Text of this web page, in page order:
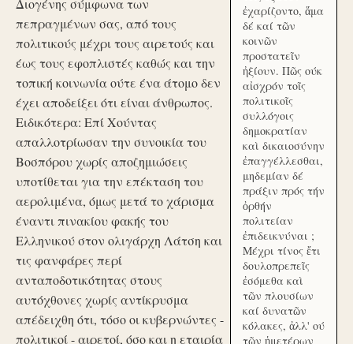
Διογένης σύμφωνα των
πεπραγμένων σας, από τους
πολιτικούς μέχρι τους αιρετούς και
έως τους εφοπλιστές καθώς και την
τοπική κοινωνία ούτε ένα άτομο δεν
έχει αποδείξει ότι είναι άνθρωπος.
Ειδικότερα: Επί Χούντας
απαλλοτρίωσαν την συνοικία του
Βοσπόρου χωρίς αποζημιώσεις
υποτίθεται για την επέκταση του
αερολιμένα, όμως μετά το χάρισμα
έναντι πινακίου φακής του
Ελληνικού στον ολιγάρχη Λάτση και
τις φανφάρες περί
ανταποδοτικότητας στους
αυτόχθονες χωρίς αντίκρυσμα
απέδειχθη ότι, τόσο οι κυβερνώντες -
πολιτικοί - αιρετοί, όσο και η εταιρία
ἐχαρίζοντο, ἅμα
δέ καί τῶν
κοινῶν
προστατεῖν
ἠξίουν. Πῶς ούκ
αἰσχρόν τοῖς
πολιτικοῖς
συλλόγοις
δημοκρατίαν
καὶ δικαιοσύνην
ἐπαγγέλλεσθαι,
μηδεμίαν δέ
πράξιν πρός τήν
ὀρθήν
πολιτείαν
ἐπιδεικνύναι ;
Μέχρι τίνος ἔτι
δουλοπρεπεῖς
ἐσόμεθα καὶ
τῶν πλουσίων
καί δυνατῶν
κόλακες, ἀλλ' ού
τῶν ἡμετέρων